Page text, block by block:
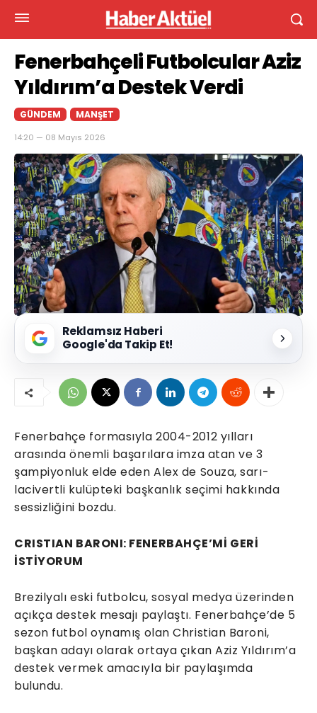
Fenerbahçeli Futbolcular Aziz
Yıldırım’a Destek Verdi
GÜNDEM MANŞET
14:20 — 08 Mayıs 2026
Reklamsız Haberi
Google'da Takip Et!
Fenerbahçe formasıyla 2004-2012 yılları
arasında önemli başarılara imza atan ve 3
şampiyonluk elde eden Alex de Souza, sarı-
lacivertli kulüpteki başkanlık seçimi hakkında
sessizliğini bozdu.
CRISTIAN BARONI: FENERBAHÇE’Mİ GERİ
İSTİYORUM
Brezilyalı eski futbolcu, sosyal medya üzerinden
açıkça destek mesajı paylaştı. Fenerbahçe’de 5
sezon futbol oynamış olan Christian Baroni,
başkan adayı olarak ortaya çıkan Aziz Yıldırım’a
destek vermek amacıyla bir paylaşımda
bulundu.